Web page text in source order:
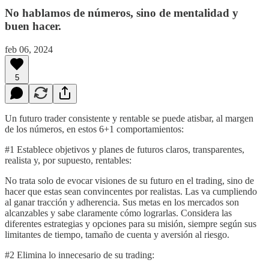
No hablamos de números, sino de mentalidad y
buen hacer.
feb 06, 2024
5
Un futuro trader consistente y rentable se puede atisbar, al margen
de los números, en estos 6+1 comportamientos:
#1 Establece objetivos y planes de futuros claros, transparentes,
realista y, por supuesto, rentables:
No trata solo de evocar visiones de su futuro en el trading, sino de
hacer que estas sean convincentes por realistas. Las va cumpliendo
al ganar tracción y adherencia. Sus metas en los mercados son
alcanzables y sabe claramente cómo lograrlas. Considera las
diferentes estrategias y opciones para su misión, siempre según sus
limitantes de tiempo, tamaño de cuenta y aversión al riesgo.
#2 Elimina lo innecesario de su trading: